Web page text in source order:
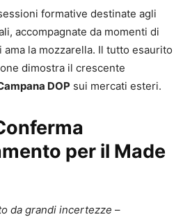
formative destinate agli
accompagnate da momenti di
la mozzarella. Il tutto esaurito
dimostra il crescente
DOP sui mercati esteri.
per il Made
da grandi incertezze –